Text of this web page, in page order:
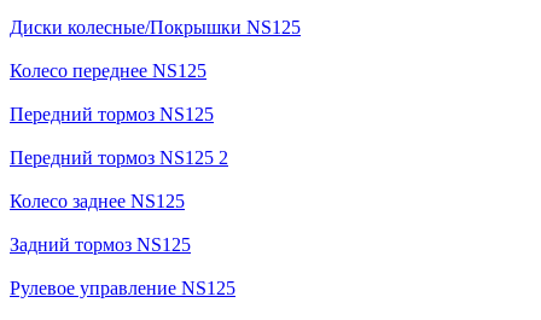
Диски колесные/Покрышки NS125
Колесо переднее NS125
Передний тормоз NS125
Передний тормоз NS125 2
Колесо заднее NS125
Задний тормоз NS125
Рулевое управление NS125